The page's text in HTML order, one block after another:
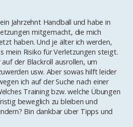
Jahrzehnt Handball und habe in
mitgemacht, die mich
haben. Und je älter ich werden,
mein Risiko für Verletzungen steigt.
der Blackroll ausrollen, um
usw. Aber sowas hilft leider
ich auf der Suche nach einer
Training bzw. welche Übungen
beweglich zu bleiben und
Bin dankbar über Tipps und